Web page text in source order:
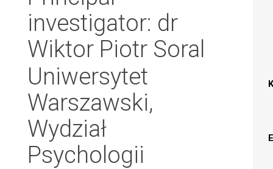
investigator: dr
Wiktor Piotr Soral
Uniwersytet
Warszawski,
Wydział
Psychologii